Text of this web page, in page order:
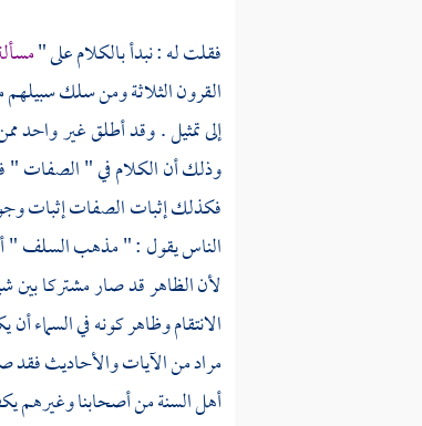
فقلت له : نبدأ بالكلام على "
القرون الثلاثة ومن سلك
إلى تمثيل . وقد أطلق غير واحد
وذلك أن الكلام في " الصفات "
فكذلك إثبات الصفات إثبات
الناس يقول : " مذهبالسلف"
لأن الظاهر قد صار مشتركا بين
الانتقام وظاهر كونه في
مراد من الآيات والأحاديث
أهل السنةمن أصحابنا وغيرهم